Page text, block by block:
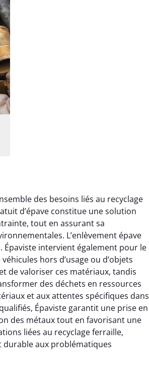
des besoins liés au recyclage
d’épave constitue une solution
tout en assurant sa
L’enlèvement épave
intervient également pour le
hors d’usage ou d’objets
de valoriser ces matériaux, tandis
des déchets en ressources
et aux attentes spécifiques dans
Épaviste garantit une prise en
des métaux tout en favorisant une
liées au recyclage ferraille,
durable aux problématiques